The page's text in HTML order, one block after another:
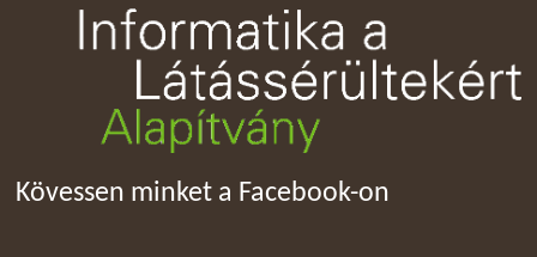
Kövessen minket a Facebook-on